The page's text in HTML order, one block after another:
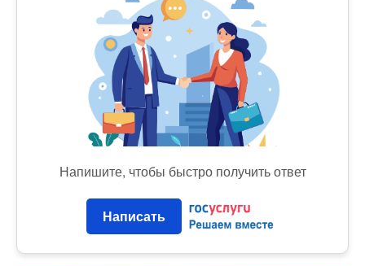
Напишите, чтобы быстро получить ответ
Написать